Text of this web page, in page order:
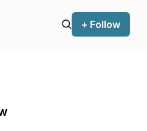
+ Follow